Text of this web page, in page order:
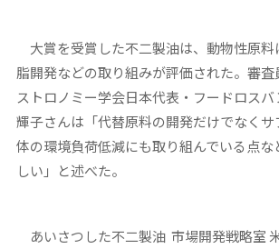
大賞を受賞した不二製油は、動物性原料
脂開発などの取り組みが評価された。審
ストロノミー学会日本代表・フードロス
輝子さんは「代替原料の開発だけでなくサ
体の環境負荷低減にも取り組んでいる点な
しい」と述べた。
あいさつした不二製油 市場開発戦略室